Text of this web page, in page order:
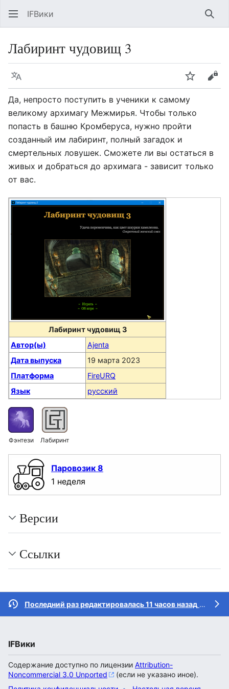
IFВики
Лабиринт чудовищ 3
Язык Следить
Да, непросто поступить в ученики к самому
великому архимагу Межмирья. Чтобы только
попасть в башню Кромберуса, нужно пройти
созданный им лабиринт, полный загадок и
смертельных ловушек. Сможете ли вы остаться в
живых и добраться до архимага - зависит только
от вас.
Лабиринт чудовищ 3
Автор(ы)
Ajenta
Дата выпуска
19 марта 2023
Платформа
FireURQ
Язык
русский
Фэнтези Лабиринт
Паровозик 8
1 неделя
Версии
Ссылки
Последний раз редактировалась 11 часов назад
IFВики
Содержание доступно по лицензии Attribution-
Noncommercial 3.0 Unported
(если не указано иное).